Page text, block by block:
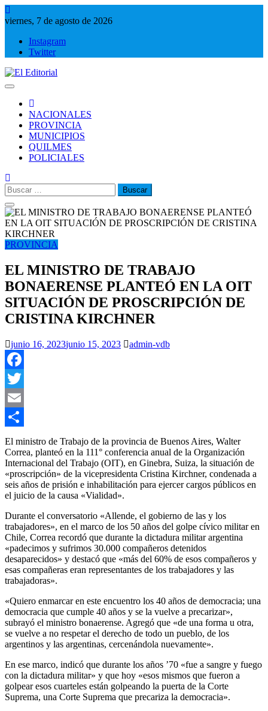
Saltar
al
viernes, 7 de agosto de 2026
Instagram
Twitter
NACIONALES
PROVINCIA
MUNICIPIOS
QUILMES
POLICIALES
Buscar:
PROVINCIA
EL MINISTRO DE TRABAJO
BONAERENSE PLANTEÓ EN LA OIT
SITUACIÓN DE PROSCRIPCIÓN DE
CRISTINA KIRCHNER
junio 16, 2023junio 15, 2023 admin-vdb
Facebook
Twitter
Email
Compartir
El ministro de Trabajo de la provincia de Buenos Aires, Walter
Correa, planteó en la 111° conferencia anual de la Organización
Internacional del Trabajo (OIT), en Ginebra, Suiza, la situación de
«proscripción» de la vicepresidenta Cristina Kirchner, condenada a
seis años de prisión e inhabilitación para ejercer cargos públicos en
el juicio de la causa «Vialidad».
Durante el conversatorio «Allende, el gobierno de las y los
trabajadores», en el marco de los 50 años del golpe cívico militar en
Chile, Correa recordó que durante la dictadura militar argentina
«padecimos y sufrimos 30.000 compañeros detenidos
desaparecidos» y destacó que «más del 60% de esos compañeros y
esas compañeras eran representantes de los trabajadores y las
trabajadoras».
«Quiero enmarcar en este encuentro los 40 años de democracia; una
democracia que cumple 40 años y se la vuelve a precarizar»,
subrayó el ministro bonaerense. Agregó que «de una forma u otra,
se vuelve a no respetar el derecho de todo un pueblo, de los
argentinos y las argentinas, cercenándola nuevamente».
En ese marco, indicó que durante los años ’70 «fue a sangre y fuego
con la dictadura militar» y que hoy «esos mismos que fueron a
golpear esos cuarteles están golpeando la puerta de la Corte
Suprema, una Corte Suprema que precariza la democracia».